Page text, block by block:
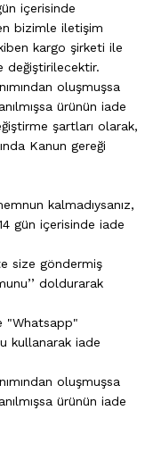
içerisinde
bizimle iletişim
kargo şirketi ile
değiştirilecektir.
oluşmuşsa
ürünün iade
şartları olarak,
Kanun gereği
kalmadıysanız,
gün içerisinde iade
size göndermiş
doldurarak
"Whatsapp"
kullanarak iade
oluşmuşsa
ürünün iade